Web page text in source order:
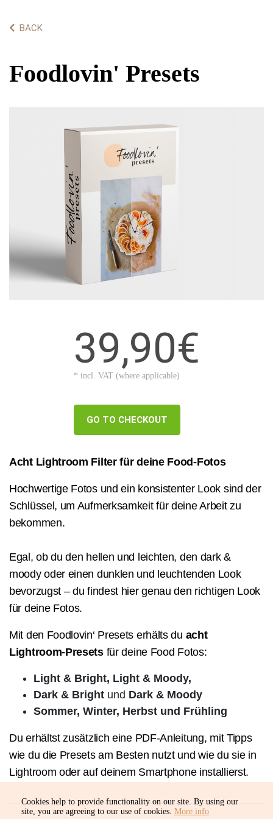
BACK
Foodlovin' Presets
39,90€
* incl. VAT (where applicable)
GO TO CHECKOUT
Acht Lightroom Filter für deine Food-Fotos
Hochwertige Fotos und ein konsistenter Look sind der
Schlüssel, um Aufmerksamkeit für deine Arbeit zu
bekommen.
Egal, ob du den hellen und leichten, den dark &
moody oder einen dunklen und leuchtenden Look
bevorzugst – du findest hier genau den richtigen Look
für deine Fotos.
Mit den Foodlovin‘ Presets erhälts du acht
Lightroom-Presetsfür deine Food Fotos:
Light & Bright, Light & Moody,
Dark & Bright und Dark & Moody
Sommer, Winter, Herbst und Frühling
Du erhältst zusätzlich eine PDF-Anleitung, mit Tipps
wie du die Presets am Besten nutzt und wie du sie in
Lightroom oder auf deinem Smartphone installierst.
Cookies help to provide functionality on our site. By using our
site, you are agreeing to our use of cookies. More info